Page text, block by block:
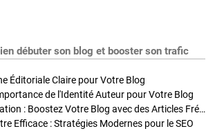
débuter son blog et booster son trafic
Éditoriale Claire pour Votre Blog
de l'Identité Auteur pour Votre Blog
Stratégies de Publication : Boostez Votre Blog avec des Articles Fréquents et Exclusifs
Efficace : Stratégies Modernes pour le SEO